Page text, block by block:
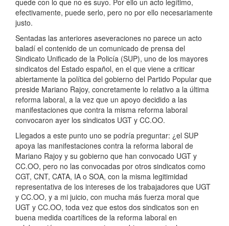
quede con lo que no es suyo. Por ello un acto legítimo,
efectivamente, puede serlo, pero no por ello necesariamente
justo.
Sentadas las anteriores aseveraciones no parece un acto
baladí el contenido de un comunicado de prensa del
Sindicato Unificado de la Policía (SUP), uno de los mayores
sindicatos del Estado español, en el que viene a criticar
abiertamente la política del gobierno del Partido Popular que
preside Mariano Rajoy, concretamente lo relativo a la última
reforma laboral, a la vez que un apoyo decidido a las
manifestaciones que contra la misma reforma laboral
convocaron ayer los sindicatos UGT y CC.OO.
Llegados a este punto uno se podría preguntar: ¿el SUP
apoya las manifestaciones contra la reforma laboral de
Mariano Rajoy y su gobierno que han convocado UGT y
CC.OO, pero no las convocadas por otros sindicatos como
CGT, CNT, CATA, IA o SOA, con la misma legitimidad
representativa de los intereses de los trabajadores que UGT
y CC.OO, y a mi juicio, con mucha más fuerza moral que
UGT y CC.OO, toda vez que estos dos sindicatos son en
buena medida coartífices de la reforma laboral en